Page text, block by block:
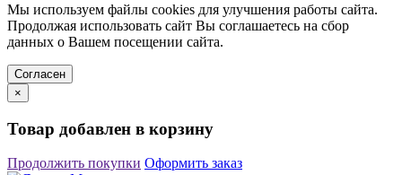
Мы используем файлы cookies для улучшения работы сайта.
Продолжая использовать сайт Вы соглашаетесь на сбор
данных о Вашем посещении сайта.
Cогласен
×
Товар добавлен в корзину
Продолжить покупки Оформить заказ